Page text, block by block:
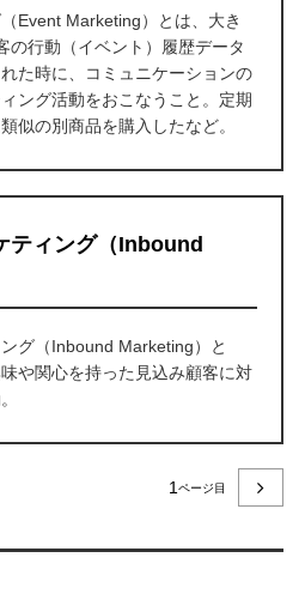
Event Marketing）とは、大き
の行動（イベント）履歴データ
た時に、コミュニケーションの
ング活動をおこなうこと。定期
似の別商品を購入したなど。
ティング（Inbound
グ（Inbound Marketing）と
や関心を持った見込み顧客に対
1